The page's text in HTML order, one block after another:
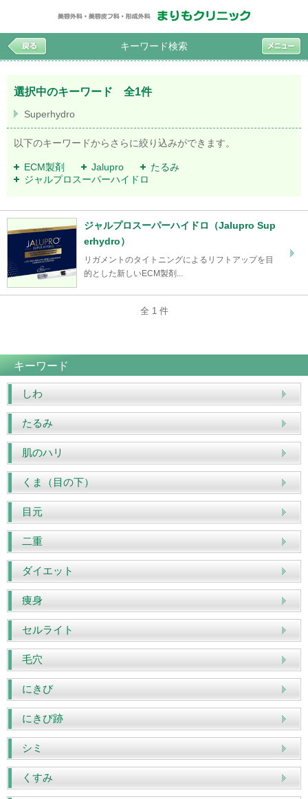
キーワード検索
選択中のキーワード 全1件
Superhydro
以下のキーワードからさらに絞り込みができます。
ECM製剤 Jalupro
たるみ
ジャルプロスーパーハイドロ
ジャルプロスーパーハイドロ（Jalupro Sup
erhydro）
リガメントのタイトニングによるリフトアップを目
的とした新しいECM製剤...
全 1 件
キーワード
しわ
たるみ
肌のハリ
くま（目の下）
目元
二重
ダイエット
痩身
セルライト
毛穴
にきび
にきび跡
シミ
くすみ